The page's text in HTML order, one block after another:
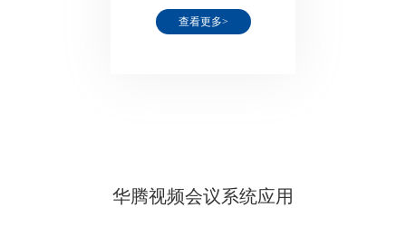
查看更多>
华腾视频会议系统应用